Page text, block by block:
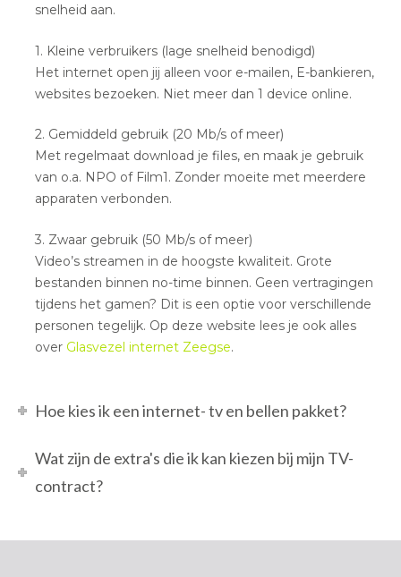
snelheid aan.
1. Kleine verbruikers (lage snelheid benodigd)
Het internet open jij alleen voor e-mailen, E-bankieren,
websites bezoeken. Niet meer dan 1 device online.
2. Gemiddeld gebruik (20 Mb/s of meer)
Met regelmaat download je files, en maak je gebruik
van o.a. NPO of Film1. Zonder moeite met meerdere
apparaten verbonden.
3. Zwaar gebruik (50 Mb/s of meer)
Video’s streamen in de hoogste kwaliteit. Grote
bestanden binnen no-time binnen. Geen vertragingen
tijdens het gamen? Dit is een optie voor verschillende
personen tegelijk. Op deze website lees je ook alles
over Glasvezel internet Zeegse.
Hoe kies ik een internet- tv en bellen pakket?
Wat zijn de extra's die ik kan kiezen bij mijn TV-
contract?